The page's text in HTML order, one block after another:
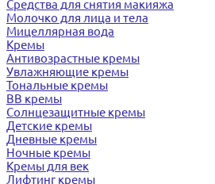
Средства для снятия макияжа
Молочко для лица и тела
Мицеллярная вода
Кремы
Антивозрастные кремы
Увлажняющие кремы
Тональные кремы
BB кремы
Солнцезащитные кремы
Детские кремы
Дневные кремы
Ночные кремы
Кремы для век
Лифтинг кремы